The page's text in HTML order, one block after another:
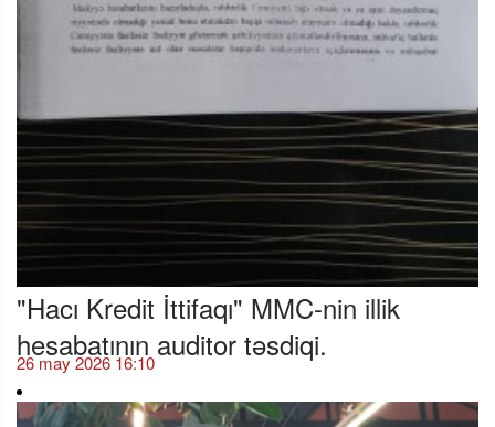
"Hacı Kredit İttifaqı" MMC-nin illik
hesabatının auditor təsdiqi.
26 may 2026 16:10